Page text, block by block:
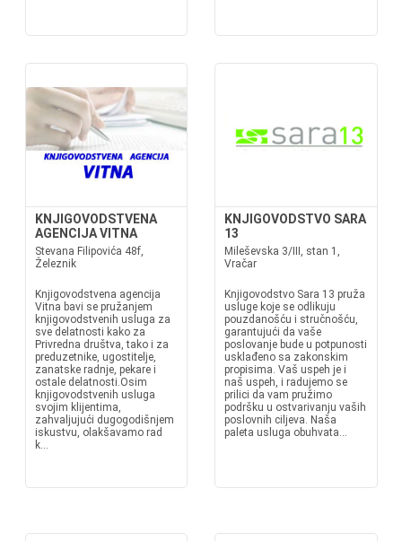
KNJIGOVODSTVENA
AGENCIJA VITNA
Stevana Filipovića 48f,
Železnik
Knjigovodstvena agencija
Vitna bavi se pružanjem
knjigovodstvenih usluga za
sve delatnosti kako za
Privredna društva, tako i za
preduzetnike, ugostitelje,
zanatske radnje, pekare i
ostale delatnosti.Osim
knjigovodstvenih usluga
svojim klijentima,
zahvaljujući dugogodišnjem
iskustvu, olakšavamo rad
k...
KNJIGOVODSTVO SARA
13
Mileševska 3/III, stan 1,
Vračar
Knjigovodstvo Sara 13 pruža
usluge koje se odlikuju
pouzdanošću i stručnošću,
garantujući da vaše
poslovanje bude u potpunosti
usklađeno sa zakonskim
propisima. Vaš uspeh je i
naš uspeh, i radujemo se
prilici da vam pružimo
podršku u ostvarivanju vaših
poslovnih ciljeva. Naša
paleta usluga obuhvata...